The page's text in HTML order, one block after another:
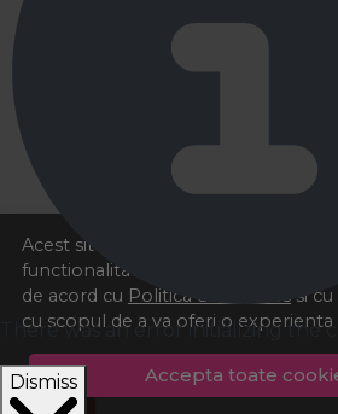
Acest site foloseste cookies pentru
functionalitatea dorita. Navigand in
de acord cu Politica de cookies si
cu scopul de a va oferi o
Accepta toate
There was an error initializing the
Dismiss